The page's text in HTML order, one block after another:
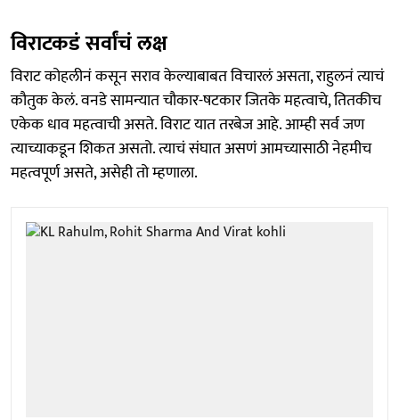
विराटकडं सर्वांचं लक्ष
विराट कोहलीनं कसून सराव केल्याबाबत विचारलं असता, राहुलनं त्याचं
कौतुक केलं. वनडे सामन्यात चौकार-षटकार जितके महत्वाचे, तितकीच
एकेक धाव महत्वाची असते. विराट यात तरबेज आहे. आम्ही सर्व जण
त्याच्याकडून शिकत असतो. त्याचं संघात असणं आमच्यासाठी नेहमीच
महत्वपूर्ण असते, असेही तो म्हणाला.